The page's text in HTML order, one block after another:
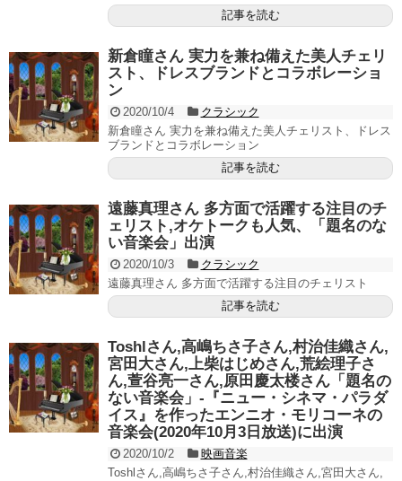
記事を読む
新倉瞳さん 実力を兼ね備えた美人チェリ
スト、ドレスブランドとコラボレーショ
ン
2020/10/4
クラシック
新倉瞳さん 実力を兼ね備えた美人チェリスト、ドレス
ブランドとコラボレーション
記事を読む
遠藤真理さん 多方面で活躍する注目のチ
ェリスト,オケトークも人気、「題名のな
い音楽会」出演
2020/10/3
クラシック
遠藤真理さん 多方面で活躍する注目のチェリスト
記事を読む
Toshlさん,高嶋ちさ子さん,村治佳織さん,
宮田大さん,上柴はじめさん,荒絵理子さ
ん,萱谷亮一さん,原田慶太楼さん「題名の
ない音楽会」-『ニュー・シネマ・パラダ
イス』を作ったエンニオ・モリコーネの
音楽会(2020年10月3日放送)に出演
2020/10/2
映画音楽
Toshlさん,高嶋ちさ子さん,村治佳織さん,宮田大さん,